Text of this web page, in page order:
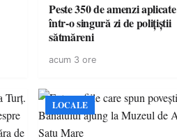
Peste 350 de amenzi aplicate
într-o singură zi de polițiștii
sătmăreni
acum 3 ore
LOCALE